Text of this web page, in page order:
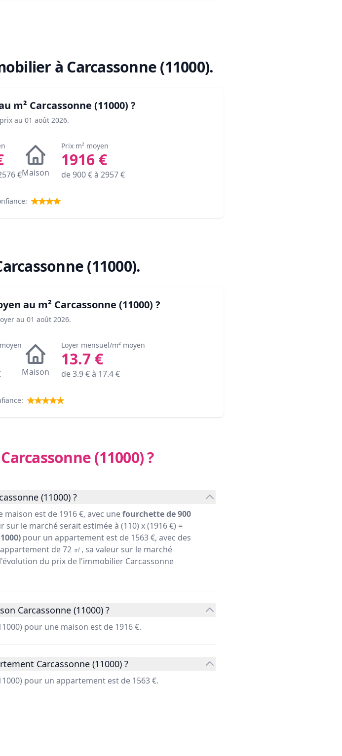
à Carcassonne (11000).
m² Carcassonne (11000) ?
au 01 août 2026.
€Maison
Prix m² moyen
1916€
de900€ à 2957€
(11000).
au m² Carcassonne (11000) ?
au 01 août 2026.
Maison
Loyer mensuel/m² moyen
13.7€
de3.9€ à 17.4€
Carcassonne (11000)?
(11000) ?
maison est de 1916 €, avec unefourchette de 900
sur le marché serait estimée à (110) x (1916 €) =
pour un appartement est de 1563 €, avec des
de 72 ㎡, sa valeur sur le marché
du prix de l'immobilier Carcassonne
Carcassonne (11000) ?
pour une maison est de 1916 €.
Carcassonne (11000) ?
pour un appartement est de 1563 €.